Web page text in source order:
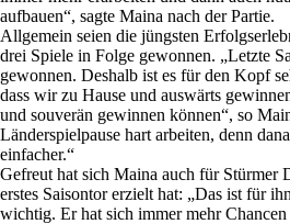
aufbauen“, sagte Maina nach der Partie.
Allgemein seien die jüngsten
drei Spiele in Folge gewonnen. „Letzte
gewonnen. Deshalb ist es für den Kopf
dass wir zu Hause und auswärts
und souverän gewinnen können“, so
Länderspielpause hart arbeiten, denn
einfacher.“
Gefreut hat sich Maina auch für Stürmer
erstes Saisontor erzielt hat: „Das ist für
wichtig. Er hat sich immer mehr Chancen